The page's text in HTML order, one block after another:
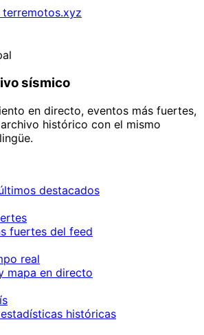
terremotos.xyz
sísmico
en directo, eventos más fuertes,
histórico con el mismo
destacados
fuertes del feed
real
mapa en directo
históricas